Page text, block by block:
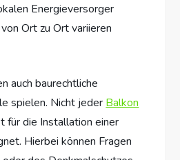
Energieversorger
Ort zu Ort variieren
auch baurechtliche
spielen. Nicht jeder Balkon
für die Installation einer
Hierbei können Fragen